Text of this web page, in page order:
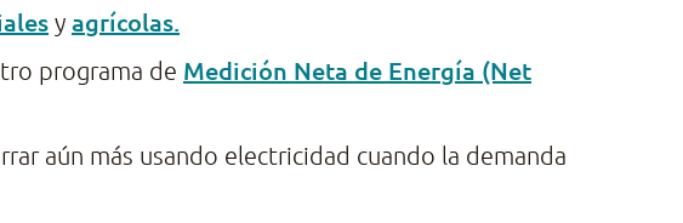
y agrícolas.
programa de Medición Neta de Energía (Net
aún más usando electricidad cuando la demanda